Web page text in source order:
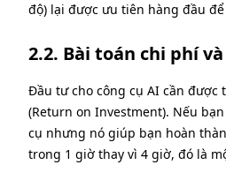
độ) lại được ưu tiên hàng đầu
2.2. Bài toán chi phí
Đầu tư cho công cụ AI cần được
(Return on Investment). Nếu
cụ nhưng nó giúp bạn hoàn
trong 1 giờ thay vì 4 giờ, đó là